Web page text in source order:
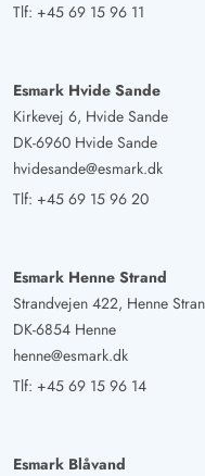
Tlf: +45 69 15 96 11
Esmark Hvide Sande
Kirkevej 6, Hvide Sande
DK-6960 Hvide Sande
hvidesande@esmark.dk
Tlf: +45 69 15 96 20
Esmark Henne Strand
Strandvejen 422, Henne
DK-6854 Henne
henne@esmark.dk
Tlf: +45 69 15 96 14
Esmark Blåvand